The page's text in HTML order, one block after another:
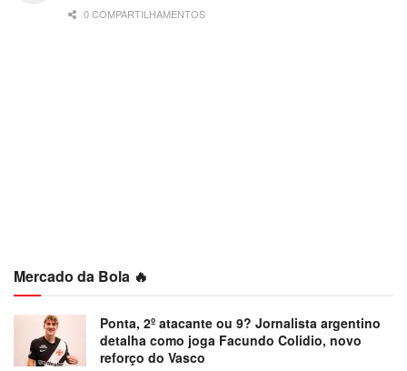
0 COMPARTILHAMENTOS
Mercado da Bola 🔥
Ponta, 2º atacante ou 9? Jornalista argentino
detalha como joga Facundo Colidio, novo
reforço do Vasco